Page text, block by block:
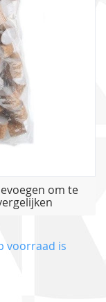
om te
voorraad is